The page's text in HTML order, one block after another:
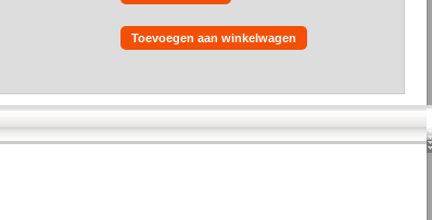
Toevoegen aan winkelwagen